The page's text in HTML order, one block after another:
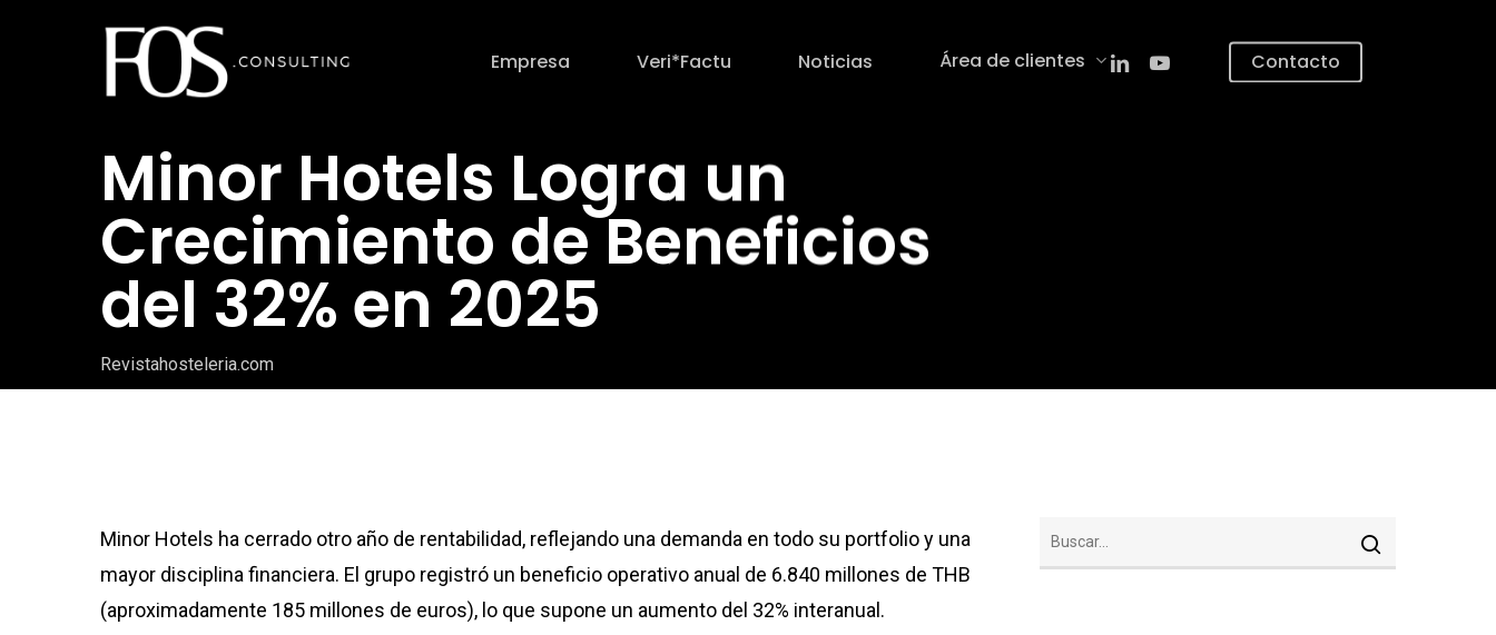
Empresa Veri*Factu Noticias Área de clientes linkedinyoutube Contacto
Minor Hotels Logra un
Crecimiento de Beneficios
del 32% en 2025
Revistahosteleria.com
Minor Hotels ha cerrado otro año de rentabilidad, reflejando una demanda en todo su portfolio y una
mayor disciplina financiera. El grupo registró un beneficio operativo anual de 6.840 millones de THB
(aproximadamente 185 millones de euros), lo que supone un aumento del 32% interanual.